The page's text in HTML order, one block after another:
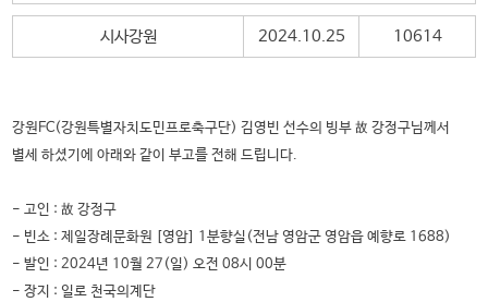
시사강원 2024.10.25 10614
강원FC(강원특별자치도민프로축구단) 김영빈 선수의 빙부 故 강정구님께서
별세 하셨기에 아래와 같이 부고를 전해 드립니다.
- 고인 : 故 강정구
- 빈소 : 제일장례문화원 [영암] 1분향실(전남 영암군 영암읍 예향로 1688)
- 발인 : 2024년 10월 27(일) 오전 08시 00분
- 장지 : 일로 천국의계단